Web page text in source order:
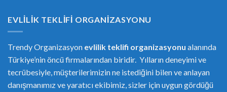
EVLILIK TEKLIFI ORGANIZASYONU
Trendy Organizasyon evlilik teklifi organizasyonu alanında
Türkiye’nin öncü firmalarından biridir. Yılların deneyimi ve
tecrübesiyle, müşterilerimizin ne istediğini bilen ve anlayan
danışmanımız ve yaratıcı ekibimiz, sizler için uygun gördüğü